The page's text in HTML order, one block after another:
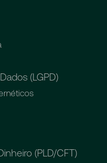
(LGPD)
(PLD/CFT)